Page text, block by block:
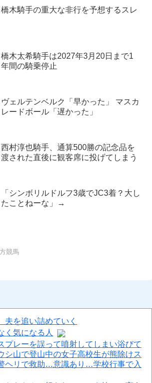
橋木騎手の重大な非行を予想するスレ
橋木太希騎手は2027年3月20日まで1
年間の騎乗停止
ヴェルテンベルク「早かった」 マスカ
レードボール「遅かった」
西村淳也騎手、通算500勝の記念品を
渡された直後に観客席に投げてしまう
「シンボリルドルフ3歳でJC3着？大し
たことねーな」→
競馬
夫を追い詰めていく
く気になる人
プレーを誤って噴射してしまい浴びて
シ山で登山中の女子高校生が熊除けス
ヘリで救助…意識あり…学校行事で入